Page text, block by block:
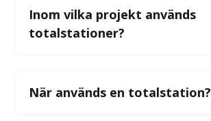
Inom vilka projekt används
totalstationer?
När används en totalstation?